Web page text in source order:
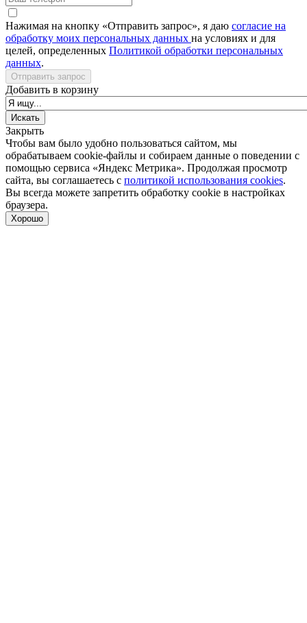
Нажимая на кнопку «Отправить запрос», я даю согласие на
обработку моих персональных данных на условиях и для
целей, определенных Политикой обработки персональных
данных.
Отправить запрос
Добавить в корзину
Закрыть
Чтобы вам было удобно пользоваться сайтом, мы
обрабатываем cookie-файлы и собираем данные о поведении с
помощью сервиса «Яндекс Метрика». Продолжая просмотр
сайта, вы соглашаетесь с политикой использования cookies.
Вы всегда можете запретить обработку cookie в настройках
браузера.
Хорошо